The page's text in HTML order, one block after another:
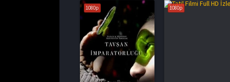
1080p 1080p